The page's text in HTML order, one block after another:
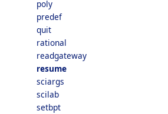
poly
predef
quit
rational
readgateway
resume
sciargs
scilab
setbpt